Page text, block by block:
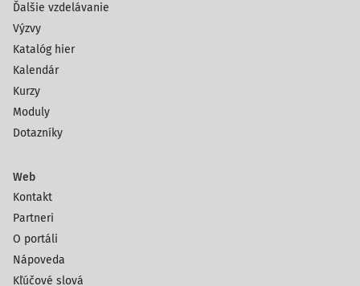
Ďalšie vzdelávanie
Výzvy
Katalóg hier
Kalendár
Kurzy
Moduly
Dotazníky
Web
Kontakt
Partneri
O portáli
Nápoveda
Kľúčové slová